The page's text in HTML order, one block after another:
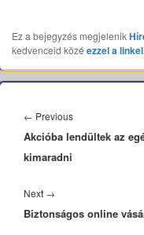
Ez a bejegyzés megjelenik
kedvenceid közé ezzel a linkel
navigáció
← PreviousPrevious
post:
Akcióba lendültek az
kimaradni
Next →
post:
Biztonságos online